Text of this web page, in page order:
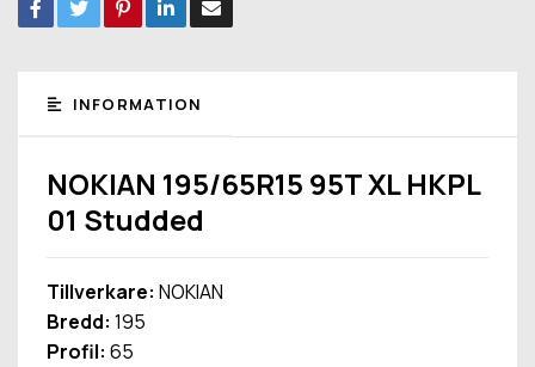
INFORMATION
NOKIAN 195/65R15 95T XL HKPL
01 Studded
Tillverkare: NOKIAN
Bredd: 195
Profil: 65